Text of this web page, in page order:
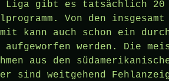
Liga gibt es tatsächlich 20
Von den
kann auch schon ein
werden. Die
aus den
sind weitgehend